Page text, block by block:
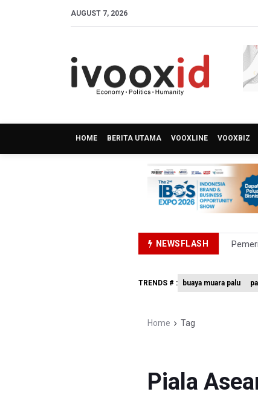
AUGUST 7, 2026
HOME BERITA UTAMA VOOXLINE VOOXBIZ
NEWSFLASH
TRENDS # : buaya muara palu
Home Tag
Piala